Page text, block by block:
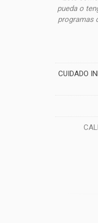
pueda o
programas
CUIDADO